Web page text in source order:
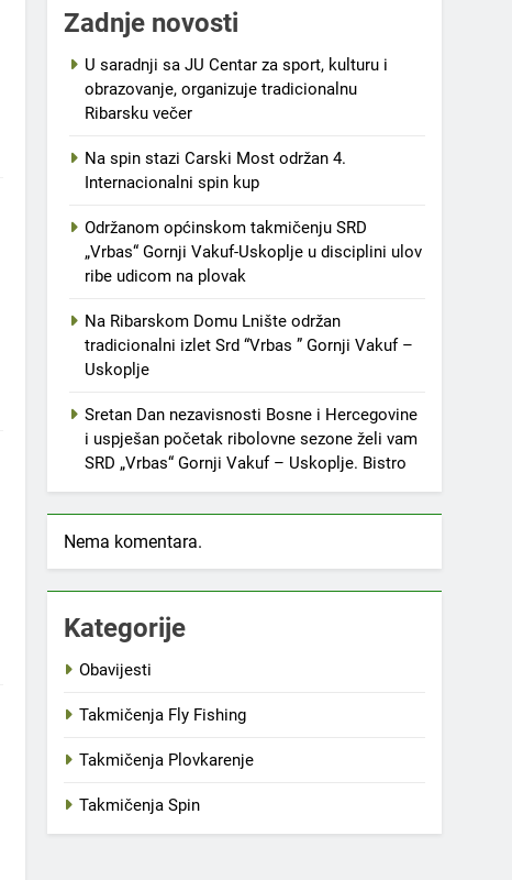
Zadnje novosti
U saradnji sa JU Centar za sport, kulturu i
obrazovanje, organizuje tradicionalnu
Ribarsku večer
Na spin stazi Carski Most održan 4.
Internacionalni spin kup
Održanom općinskom takmičenju SRD
„Vrbas“ Gornji Vakuf-Uskoplje u disciplini ulov
ribe udicom na plovak
Na Ribarskom Domu Lnište održan
tradicionalni izlet Srd “Vrbas ” Gornji Vakuf –
Uskoplje
Sretan Dan nezavisnosti Bosne i Hercegovine
i uspješan početak ribolovne sezone želi vam
SRD „Vrbas“ Gornji Vakuf – Uskoplje. Bistro
Nema komentara.
Kategorije
Obavijesti
Takmičenja Fly Fishing
Takmičenja Plovkarenje
Takmičenja Spin